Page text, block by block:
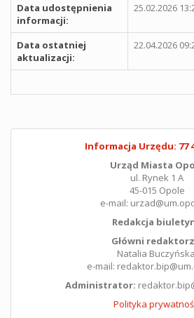
Data udostępnienia
informacji:
25.02.2026
Data ostatniej
aktualizacji:
22.04.2026
Informacja Urzędu: 77
Urząd Miasta
ul. Rynek 1 A
45-015 Opole
e-mail:
Redakcja
Główni
Natalia Buczyńska
e-mail:
Administrator:
Polityka